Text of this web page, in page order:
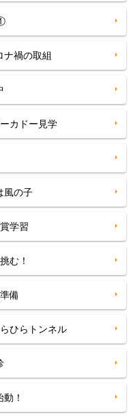
ナ禍の取組
カドー見学
風の子
学習
む！
備
ひらトンネル
！